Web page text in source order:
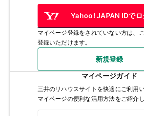
Yahoo! JAPAN IDでロ
マイページ登録をされていない方は、
登録いただけます。
新規登録
マイページガイド
三井のリハウスサイトを快適にご利用
マイページの便利な活用方法をご紹介し